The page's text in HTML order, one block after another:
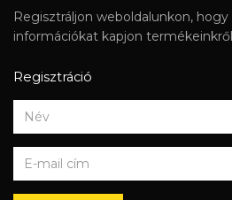
Regisztráljon weboldalunkon,
információkat kapjon
Regisztráció